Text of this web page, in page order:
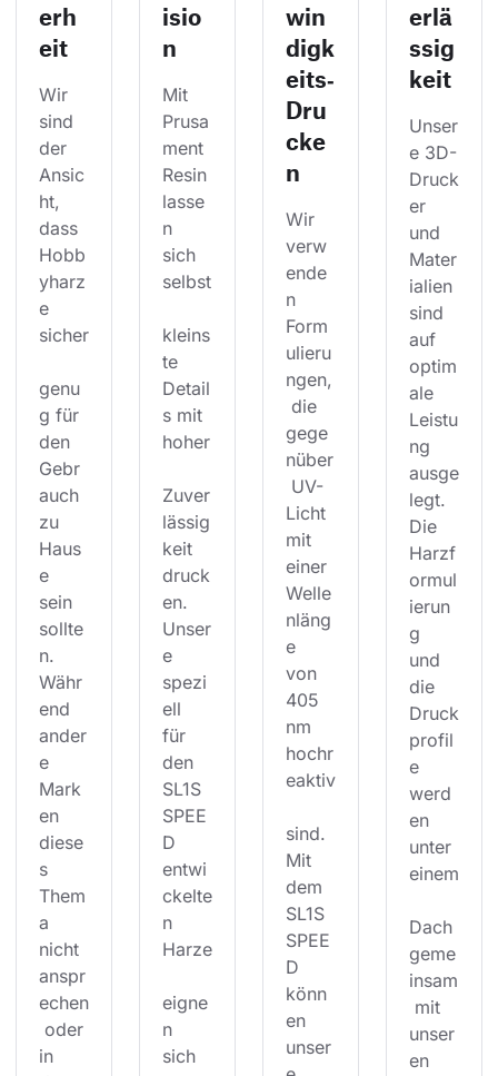
erh
eit
Wir
sind
der
Ansic
ht,
dass
Hobb
yharz
e
sicher
genu
g für
den
Gebr
auch
zu
Haus
e
sein
sollte
n.
Währ
end
ander
e
Mark
en
diese
s
Them
a
nicht
anspr
echen
oder
in
isio
n
Mit
Prusa
ment
Resin
lasse
n
sich
selbst
kleins
te
Detail
s mit
hoher
Zuver
lässig
keit
druck
en.
Unser
e
spezi
ell
für
den
SL1S
SPEE
D
entwi
ckelte
n
Harze
eigne
n
sich
win
digk
eits‑
Dru
cke
n
Wir
verw
ende
n
Form
ulieru
ngen,
die
gege
nüber
UV-
Licht
mit
einer
Welle
nläng
e
von
405
nm
hochr
eaktiv
sind.
Mit
dem
SL1S
SPEE
D
könn
en
unser
erlä
ssig
keit
Unser
e 3D-
Druck
er
und
Mater
ialien
sind
auf
optim
ale
Leistu
ng
ausge
legt.
Die
Harzf
ormul
ierun
g
und
die
Druck
profil
e
werd
en
unter
einem
Dach
geme
insam
mit
unser
en